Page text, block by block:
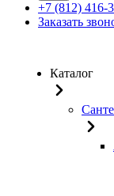
+7 (812) 416-
Заказать
Каталог